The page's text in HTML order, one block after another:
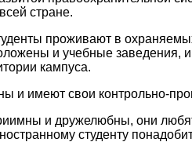
стране.
проживают в
и учебные заведения,
кампуса.
и имеют свои контрольно-
и дружелюбны, они
студенту